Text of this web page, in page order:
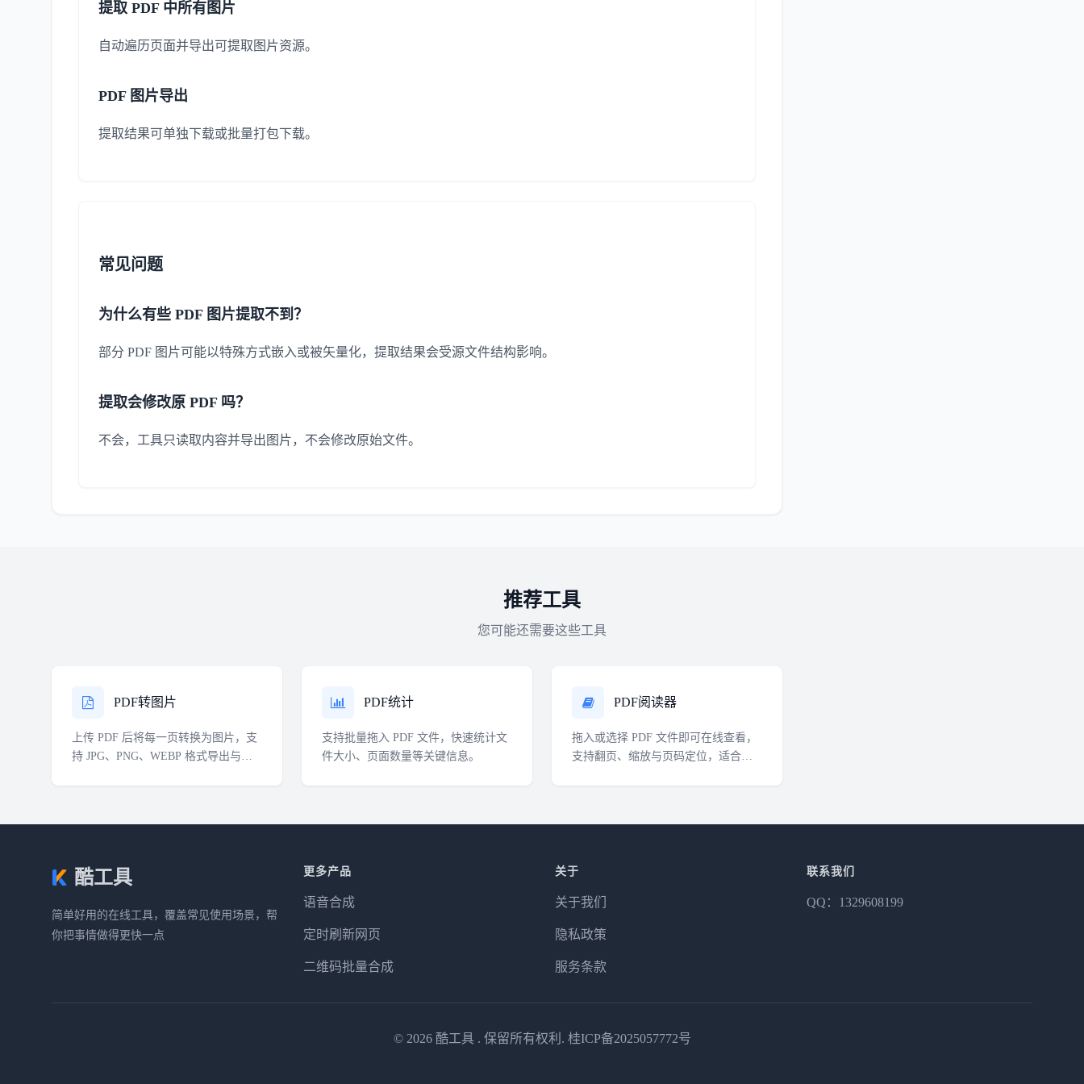
提取 PDF 中所有图片
自动遍历页面并导出可提取图片资源。
PDF 图片导出
提取结果可单独下载或批量打包下载。
常见问题
为什么有些 PDF 图片提取不到？
部分 PDF 图片可能以特殊方式嵌入或被矢量化，提取结果会受源文件结构影响。
提取会修改原 PDF 吗？
不会，工具只读取内容并导出图片，不会修改原始文件。
推荐工具
您可能还需要这些工具
PDF转图片
上传 PDF 后将每一页转换为图片，支
持 JPG、PNG、WEBP 格式导出与打
PDF统计
支持批量拖入 PDF 文件，快速统计文
件大小、页面数量等关键信息。
PDF阅读器
拖入或选择 PDF 文件即可在线查看，
支持翻页、缩放与页码定位，适合快
酷工具
简单好用的在线工具，覆盖常见使用场景，帮
你把事情做得更快一点
更多产品
语音合成
定时刷新网页
二维码批量合成
关于
关于我们
隐私政策
服务条款
联系我们
QQ：1329608199
© 2026 酷工具. 保留所有权利. 桂ICP备2025057772号